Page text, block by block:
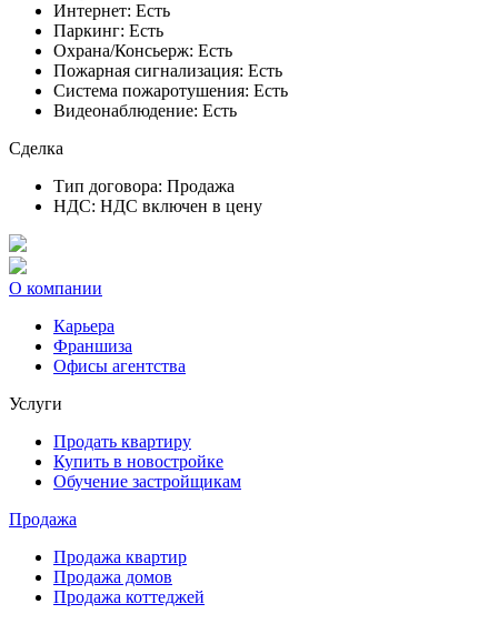
Интернет: Есть
Паркинг: Есть
Охрана/Консьерж: Есть
Пожарная сигнализация: Есть
Система пожаротушения: Есть
Видеонаблюдение: Есть
Сделка
Тип договора: Продажа
НДС: НДС включен в цену
О компании
Карьера
Франшиза
Офисы агентства
Услуги
Продать квартиру
Купить в новостройке
Обучение застройщикам
Продажа
Продажа квартир
Продажа домов
Продажа коттеджей